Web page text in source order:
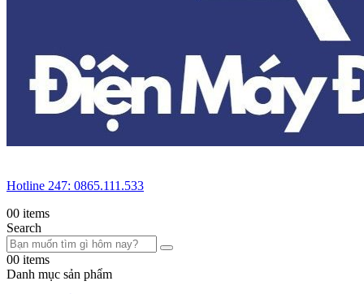
Hotline 247: 0865.111.533
00 items
Search
00 items
Danh mục sản phẩm